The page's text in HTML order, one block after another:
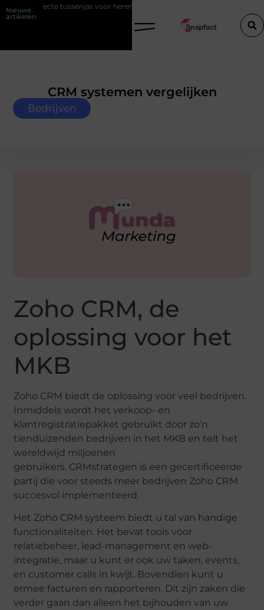
Nieuwe
artikelen
voor heren 123theorie: Slim je theorie halen zonder
CRM systemen vergelijken
Bedrijven
Zoho CRM, de
oplossing voor het
MKB
Zoho CRM biedt de oplossing voor veel bedrijven.
Inmiddels wordt het verkoop- en
klantregistratiepakket gebruikt door zo’n
tienduizenden bedrijven in het MKB en telt het
wereldwijd miljoenen
gebruikers. CRMstrategen is een gecertificeerde
partij die voor steeds meer bedrijven Zoho CRM
succesvol implementeerd.
Het Zoho CRM systeem biedt u tal van handige
functionaliteiten. Het bevat tools voor
relatiebeheer, lead-management en web-
integratie, maar u kunt er ook uw taken, events,
en customer calls in kwijt. Bovendien kunt u
ermee facturen en rapporteren. Dit zijn zaken die
verder gaan dan alleen het bijhouden van uw